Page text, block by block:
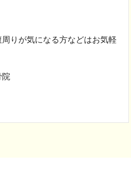
りが気になる方などはお気軽
院